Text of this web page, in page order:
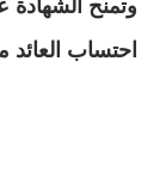
وتمنح الشهادة
احتساب العائد